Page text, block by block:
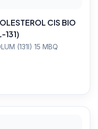
CIS BIO
131)
(131I) 15 MBQ